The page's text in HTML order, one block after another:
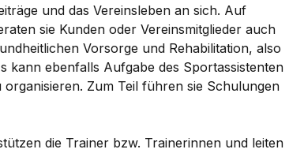
und das Vereinsleben an sich. Auf
sie Kunden oder Vereinsmitglieder auch
Vorsorge und Rehabilitation, also
kann ebenfalls Aufgabe des Sportassistenten
Zum Teil führen sie Schulungen
die Trainer bzw. Trainerinnen und leiten